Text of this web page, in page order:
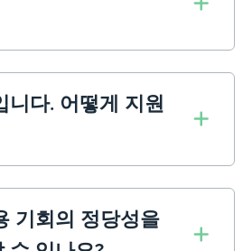
니다. 어떻게 지원
기회의 정당성을